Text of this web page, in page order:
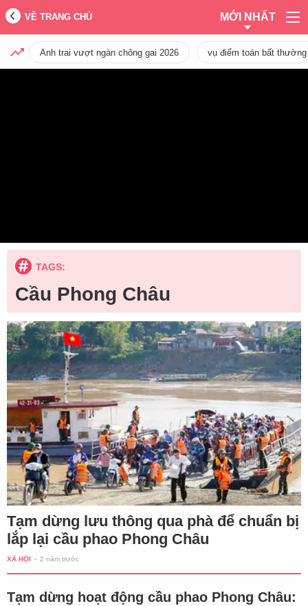
VỀ TRANG CHỦ MỚI NHẤT
Anh trai vượt ngàn chông gai 2026 vụ điểm toán bất
TAGS:
Cầu Phong Châu
Tạm dừng lưu thông qua phà để chuẩn bị
lắp lại cầu phao Phong Châu
XÃ HỘI - 2 năm trước
Tạm dừng hoạt động cầu phao Phong Châu: